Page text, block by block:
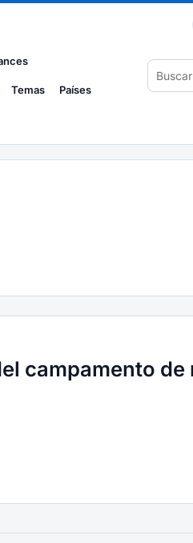
Temas Países
campamento